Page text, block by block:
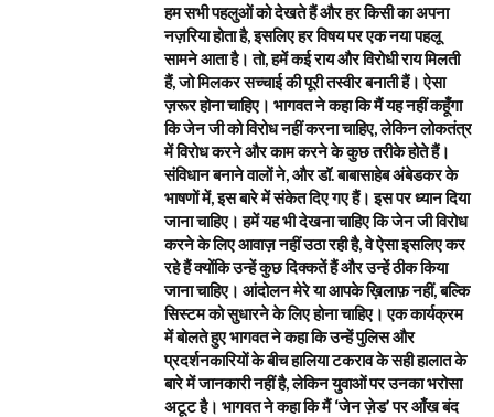
हम सभी पहलुओं को देखते हैं और हर किसी का अपना
नज़रिया होता है, इसलिए हर विषय पर एक नया पहलू
सामने आता है। तो, हमें कई राय और विरोधी राय मिलती
हैं, जो मिलकर सच्चाई की पूरी तस्वीर बनाती हैं। ऐसा
ज़रूर होना चाहिए। भागवत ने कहा कि मैं यह नहीं कहूँगा
कि जेन जी को विरोध नहीं करना चाहिए, लेकिन लोकतंत्र
में विरोध करने और काम करने के कुछ तरीके होते हैं।
संविधान बनाने वालों ने, और डॉ. बाबासाहेब अंबेडकर के
भाषणों में, इस बारे में संकेत दिए गए हैं। इस पर ध्यान दिया
जाना चाहिए। हमें यह भी देखना चाहिए कि जेन जी विरोध
करने के लिए आवाज़ नहीं उठा रही है, वे ऐसा इसलिए कर
रहे हैं क्योंकि उन्हें कुछ दिक्कतें हैं और उन्हें ठीक किया
जाना चाहिए। आंदोलन मेरे या आपके ख़िलाफ़ नहीं, बल्कि
सिस्टम को सुधारने के लिए होना चाहिए। एक कार्यक्रम
में बोलते हुए भागवत ने कहा कि उन्हें पुलिस और
प्रदर्शनकारियों के बीच हालिया टकराव के सही हालात के
बारे में जानकारी नहीं है, लेकिन युवाओं पर उनका भरोसा
अटूट है। भागवत ने कहा कि मैं ‘जेन ज़ेड’ पर आँख बंद